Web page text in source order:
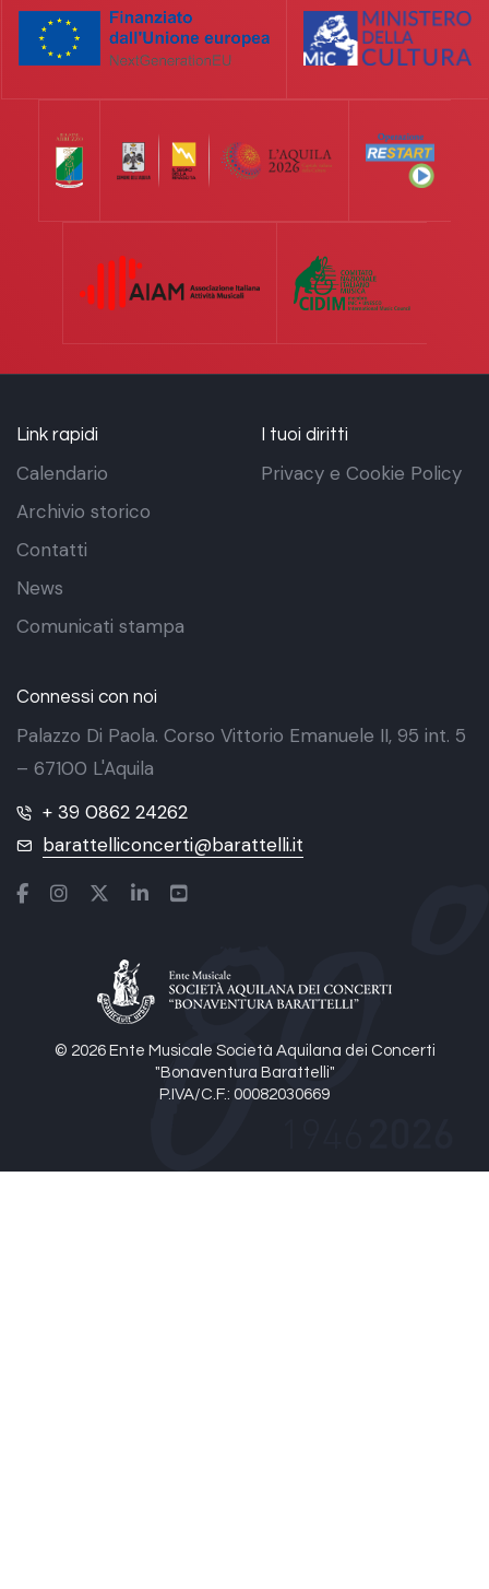
© 2026 Ente Musicale Società Aquilana dei Concerti
"Bonaventura Barattelli"
P.IVA/C.F.: 00082030669
Link rapidi
Calendario
Archivio storico
Contatti
News
Comunicati stampa
I tuoi diritti
Privacy e Cookie Policy
Connessi con noi
Palazzo Di Paola. Corso Vittorio Emanuele II, 95 int. 5
– 67100 L'Aquila
+ 39 0862 24262
barattelliconcerti@barattelli.it